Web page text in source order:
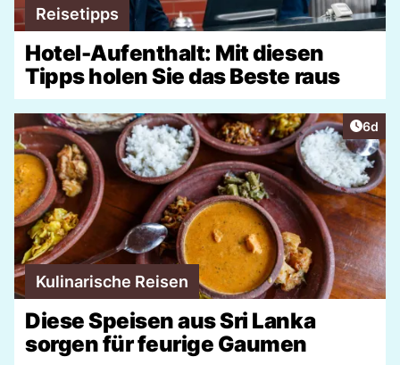
Reisetipps
Hotel-Aufenthalt: Mit diesen
Tipps holen Sie das Beste raus
6d
Kulinarische Reisen
Diese Speisen aus Sri Lanka
sorgen für feurige Gaumen